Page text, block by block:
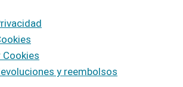
Cookies
y reembolsos